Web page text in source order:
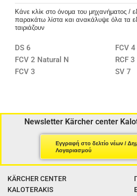
Κάνε κλίκ στο όνομα του μηχανήματος /
παρακάτω λίστα και ανακάλυψε όλα τα
ταιριάζουν
DS 6
FCV 2 Natural N
FCV 3
FCV 4
RCF 3
SV 7
Newsletter Kärcher center
Εγγραφή στο δελτίο νέων /
Λογαριασμού
KÄRCHER CENTER
KALOTERAKIS